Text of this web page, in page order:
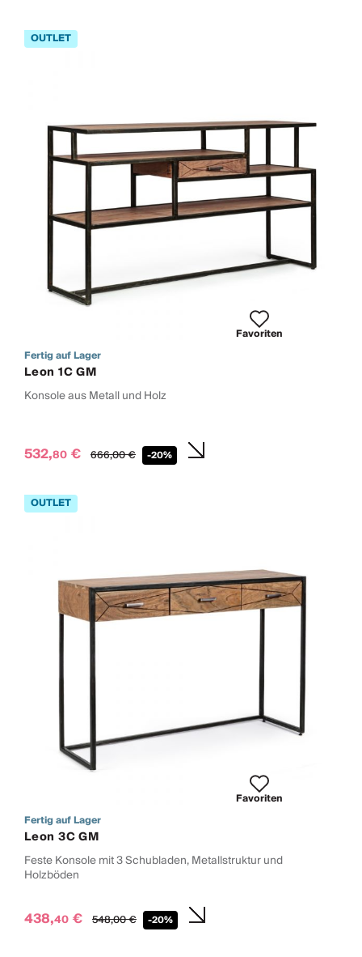
Favoriten
Fertig auf Lager
Leon 1C GM
Konsole aus Metall und Holz
532,80 € 666,00€ -20%
Favoriten
Fertig auf Lager
Leon 3C GM
Feste Konsole mit 3 Schubladen, Metallstruktur und
Holzböden
438,40 € 548,00€ -20%